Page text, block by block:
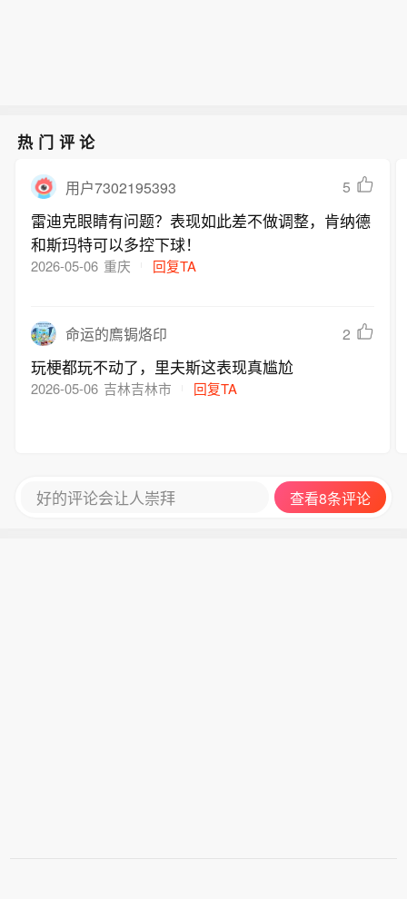
热门评论
用户7302195393 5
雷迪克眼睛有问题？表现如此差不做调整，肯纳德
和斯玛特可以多控下球！
2026-05-06 重庆 回复TA
命运的廌锔烙印 2
玩梗都玩不动了，里夫斯这表现真尴尬
2026-05-06 吉林吉林市 回复TA
好的评论会让人崇拜 查看8条评论